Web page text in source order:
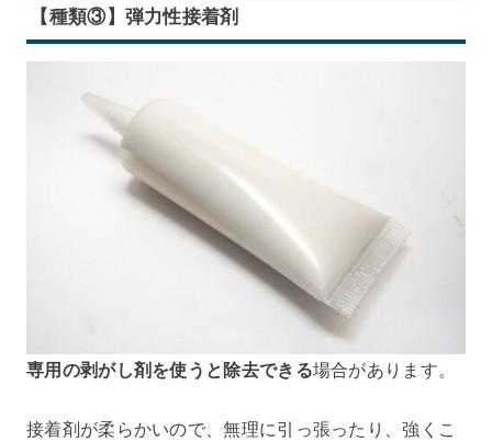
【種類③】弾力性接着剤
専用の剥がし剤を使うと除去できる場合があります。
接着剤が柔らかいので、無理に引っ張ったり、強くこ